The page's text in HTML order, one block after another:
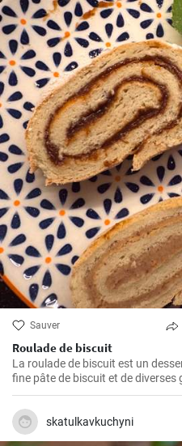
Sauver
Roulade de biscuit
La roulade de biscuit est un
fine pâte de biscuit et de diverses
skatulkavkuchyni